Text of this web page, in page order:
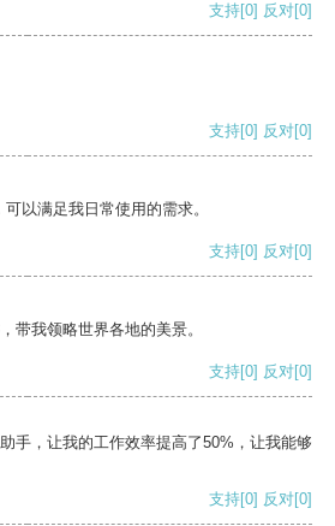
支持[0] 反对[0]
支持[0] 反对[0]
以满足我日常使用的需求。
支持[0] 反对[0]
带我领略世界各地的美景。
支持[0] 反对[0]
手，让我的工作效率提高了50%，让我能够
支持[0] 反对[0]